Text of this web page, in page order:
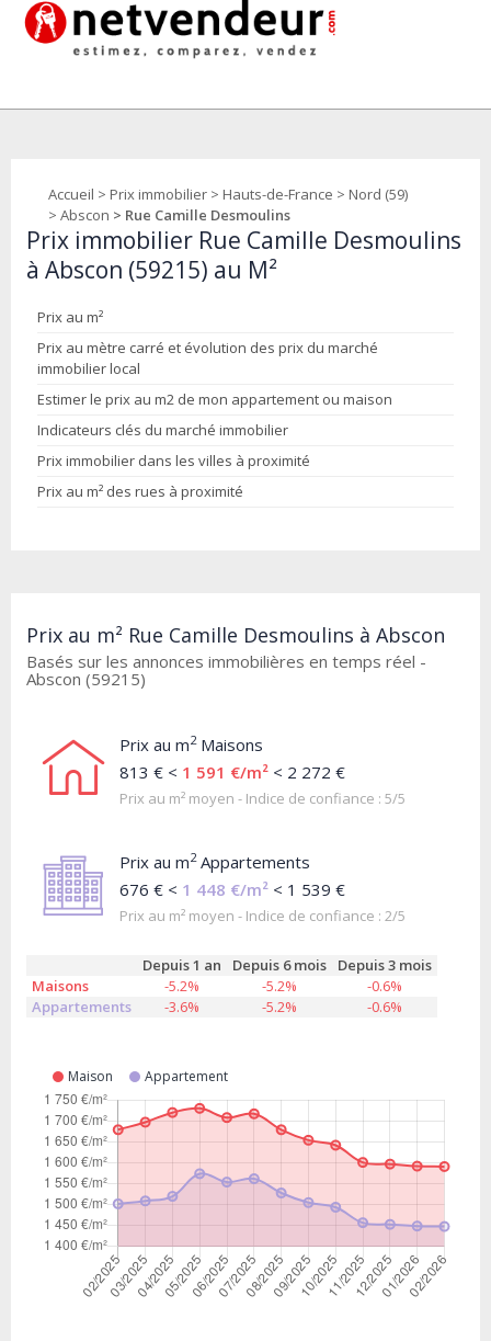
Accueil > Prix immobilier > Hauts-de-France > Nord (59)
> Abscon > Rue Camille Desmoulins
Prix immobilier Rue Camille Desmoulins
à Abscon (59215) au M²
Prix au m²
Prix au mètre carré et évolution des prix du marché
immobilier local
Estimer le prix au m2 de mon appartement ou maison
Indicateurs clés du marché immobilier
Prix immobilier dans les villes à proximité
Prix au m² des rues à proximité
Prix au m² Rue Camille Desmoulins à Abscon
Basés sur les annonces immobilières en temps réel -
Abscon (59215)
Prix au m2Maisons
813 € < 1 591 €/m² < 2 272 €
Prix au m² moyen - Indice de confiance : 5/5
Prix au m2Appartements
676 € < 1 448 €/m² < 1 539 €
Prix au m² moyen - Indice de confiance : 2/5
Depuis 1 an Depuis 6 mois
Depuis 3 mois
Maisons
-5.2% -5.2%
-0.6%
Appartements
-3.6% -5.2% -0.6%
Maison Appartement